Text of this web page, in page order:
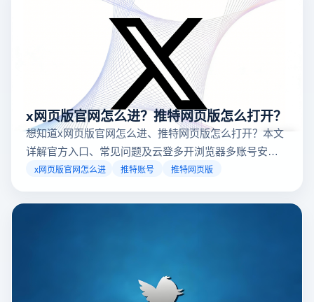
x网页版官网怎么进？推特网页版怎么打开？
想知道x网页版官网怎么进、推特网页版怎么打开？本文
详解官方入口、常见问题及云登多开浏览器多账号安全
访问方案，助你稳定登录高效运营。
x网页版官网怎么进 推特账号 推特网页版